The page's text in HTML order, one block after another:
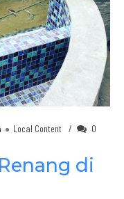
Local Content 0
di